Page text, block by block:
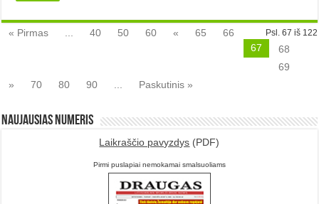
Psl. 67 iš 122
« Pirmas 40 50 60 « 65
66
67
68
69
»
70 80 90 Paskutinis »
Naujausias numeris
Laikraščio pavyzdys (PDF)
Pirmi puslapiai nemokamai smalsuoliams